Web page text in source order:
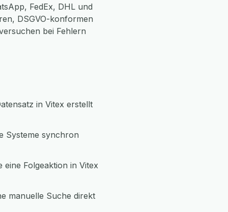
FedEx, DHL und
DSGVO-konformen
bei Fehlern
in Vitex erstellt
Systeme synchron
Folgeaktion in Vitex
manuelle Suche direkt